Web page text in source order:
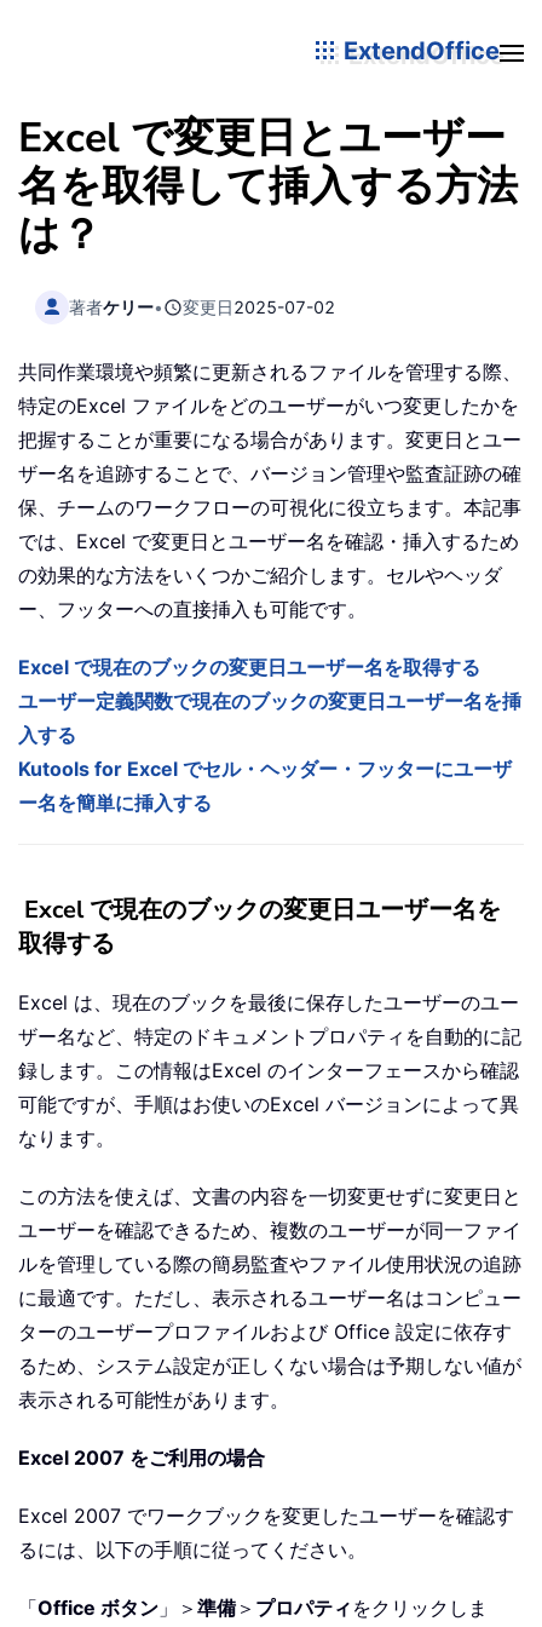
ExtendOffice
Excel で変更日とユーザー
名を取得して挿入する方法
は？
著者ケリー• 変更日2025-07-02
共同作業環境や頻繁に更新されるファイルを管理する際、
特定のExcel ファイルをどのユーザーがいつ変更したかを
把握することが重要になる場合があります。変更日とユー
ザー名を追跡することで、バージョン管理や監査証跡の確
保、チームのワークフローの可視化に役立ちます。本記事
では、Excel で変更日とユーザー名を確認・挿入するため
の効果的な方法をいくつかご紹介します。セルやヘッダ
ー、フッターへの直接挿入も可能です。
Excel で現在のブックの変更日ユーザー名を取得する
ユーザー定義関数で現在のブックの変更日ユーザー名を挿
入する
Kutools for Excel でセル・ヘッダー・フッターにユーザ
ー名を簡単に挿入する
Excel で現在のブックの変更日ユーザー名を
取得する
Excel は、現在のブックを最後に保存したユーザーのユー
ザー名など、特定のドキュメントプロパティを自動的に記
録します。この情報はExcel のインターフェースから確認
可能ですが、手順はお使いのExcel バージョンによって異
なります。
この方法を使えば、文書の内容を一切変更せずに変更日と
ユーザーを確認できるため、複数のユーザーが同一ファイ
ルを管理している際の簡易監査やファイル使用状況の追跡
に最適です。ただし、表示されるユーザー名はコンピュー
ターのユーザープロファイルおよび Office 設定に依存す
るため、システム設定が正しくない場合は予期しない値が
表示される可能性があります。
Excel 2007 をご利用の場合
Excel 2007 でワークブックを変更したユーザーを確認す
るには、以下の手順に従ってください。
「Office ボタン 」＞ 準備 ＞ プロパティ をクリックしま